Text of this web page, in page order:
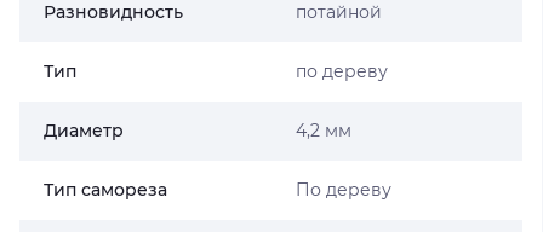
Разновидность потайной
Тип по дереву
Диаметр 4,2 мм
Тип самореза По дереву